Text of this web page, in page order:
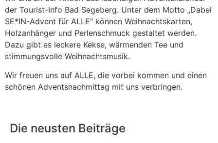
Die neusten Beiträge
der Tourist-Info Bad Segeberg. Unter dem Motto „Dabei
SE*IN-Advent für ALLE“ können Weihnachtskarten,
Holzanhänger und Perlenschmuck gestaltet werden.
Dazu gibt es leckere Kekse, wärmenden Tee und
stimmungsvolle Weihnachtsmusik.
Wir freuen uns auf ALLE, die vorbei kommen und einen
schönen Adventsnachmittag mit uns verbringen.